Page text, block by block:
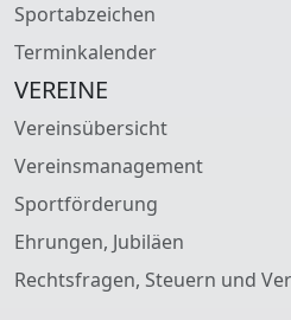
Sportabzeichen
Terminkalender
VEREINE
Vereinsübersicht
Vereinsmanagement
Sportförderung
Ehrungen, Jubiläen
Rechtsfragen, Steuern und